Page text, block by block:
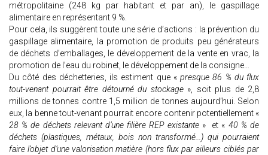
métropolitaine (248 kg par habitant et par an), le gaspillage
alimentaire en représentant 9 %.
Pour cela, ils suggèrent toute une série d’actions : la prévention du
gaspillage alimentaire, la promotion de produits peu générateurs
de déchets d’emballages, le développement de la vente en vrac, la
promotion de l’eau du robinet, le développement de la consigne…
Du côté des déchetteries, ils estiment que «presque 86 % du flux
tout-venant pourrait être détourné du stockage», soit plus de 2,8
millions de tonnes contre 1,5 million de tonnes aujourd’hui. Selon
eux, la benne tout-venant pourrait encore contenir potentiellement «
28 % de déchets relevant d’une filière REP existante» et « 40 % de
déchets (plastiques, métaux, bois non transformé...) qui pourraient
faire l’objet d’une valorisation matière (hors flux par ailleurs ciblés par